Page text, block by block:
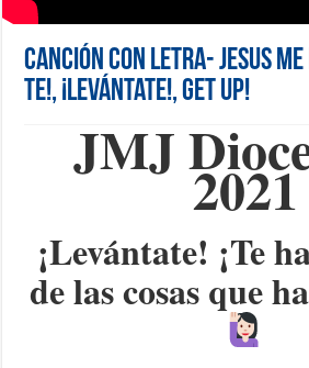
Canción con letra- Jesus
te!, ¡Levántate!, Get Up!
JMJ
2021
¡Levántate! ¡Te
de las cosas que